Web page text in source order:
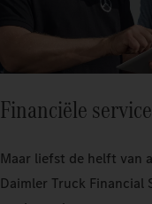
Financiële
Maar liefst de helft van
Daimler Truck Financial